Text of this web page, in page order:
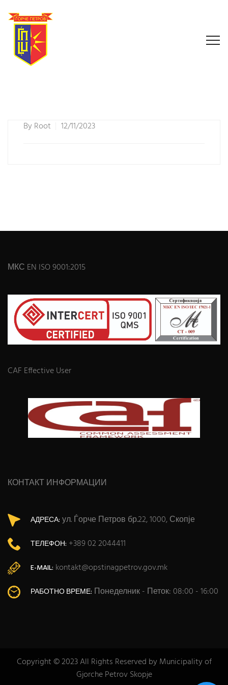
ByRoot 12/11/2023
МКС EN ISO 9001:2015
CAF Effective User
КОНТАКТ ИНФОРМАЦИИ
АДРЕСА: ул. Ѓорче Петров бр.22, 1000, Скопје
ТЕЛЕФОН: +389 02 2044411
E-MAIL: kontakt@opstinagpetrov.gov.mk
РАБОТНО ВРЕМЕ: Понеделник - Петок: 08:00 - 16:00
Copyright © 2023 All Rights Reserved by Municipality of
Gjorche Petrov Skopje